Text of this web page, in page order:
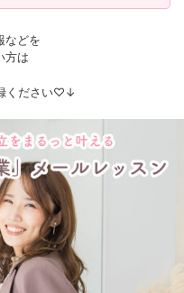
などを
方は
ください♡↓